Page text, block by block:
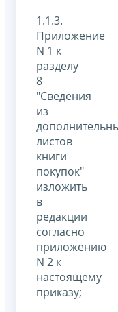
1.1.3.
Приложение
N 1 к
разделу
8
"Сведения
из
листов
книги
покупок"
изложить
в
редакции
согласно
приложению
N 2 к
настоящему
приказу;